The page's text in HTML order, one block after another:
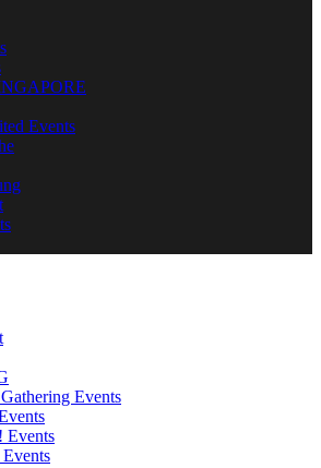
Events
Events
Events